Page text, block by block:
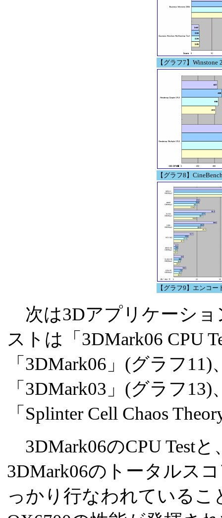
【グラフ7】Winstone
【グラフ8】
【グラフ9】エンコー
次は3Dアプリケーショ
ストは「3DMark06 CPU
「3DMark06」(グラフ
「3DMark03」(グラフ
「Splinter Cell Chaos
3DMark06のCPU Test
3DMark06のトータルス
っかり行なわれているこ